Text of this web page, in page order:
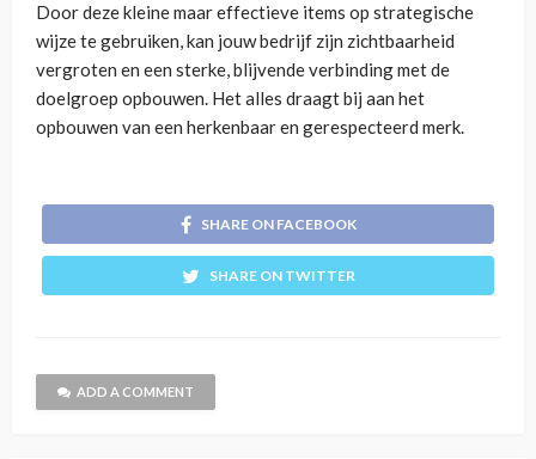
Door deze kleine maar effectieve items op strategische
wijze te gebruiken, kan jouw bedrijf zijn zichtbaarheid
vergroten en een sterke, blijvende verbinding met de
doelgroep opbouwen. Het alles draagt bij aan het
opbouwen van een herkenbaar en gerespecteerd merk.
SHARE ON FACEBOOK
SHARE ON TWITTER
ADD A COMMENT